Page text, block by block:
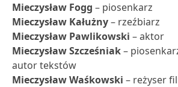
Mieczysław Fogg – piosenkarz
Mieczysław Kałużny– rzeźbiarz
Mieczysław Pawlikowski – aktor
Mieczysław Szcześniak–
autor tekstów
Mieczysław Waśkowski – reżyser